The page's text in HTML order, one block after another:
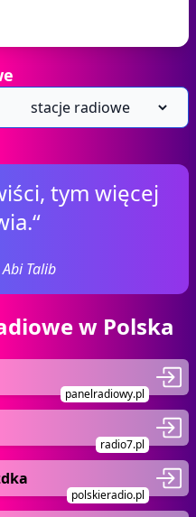
tym więcej
Talib
w Polska
panelradiowy.pl
radio7.pl
polskieradio.pl